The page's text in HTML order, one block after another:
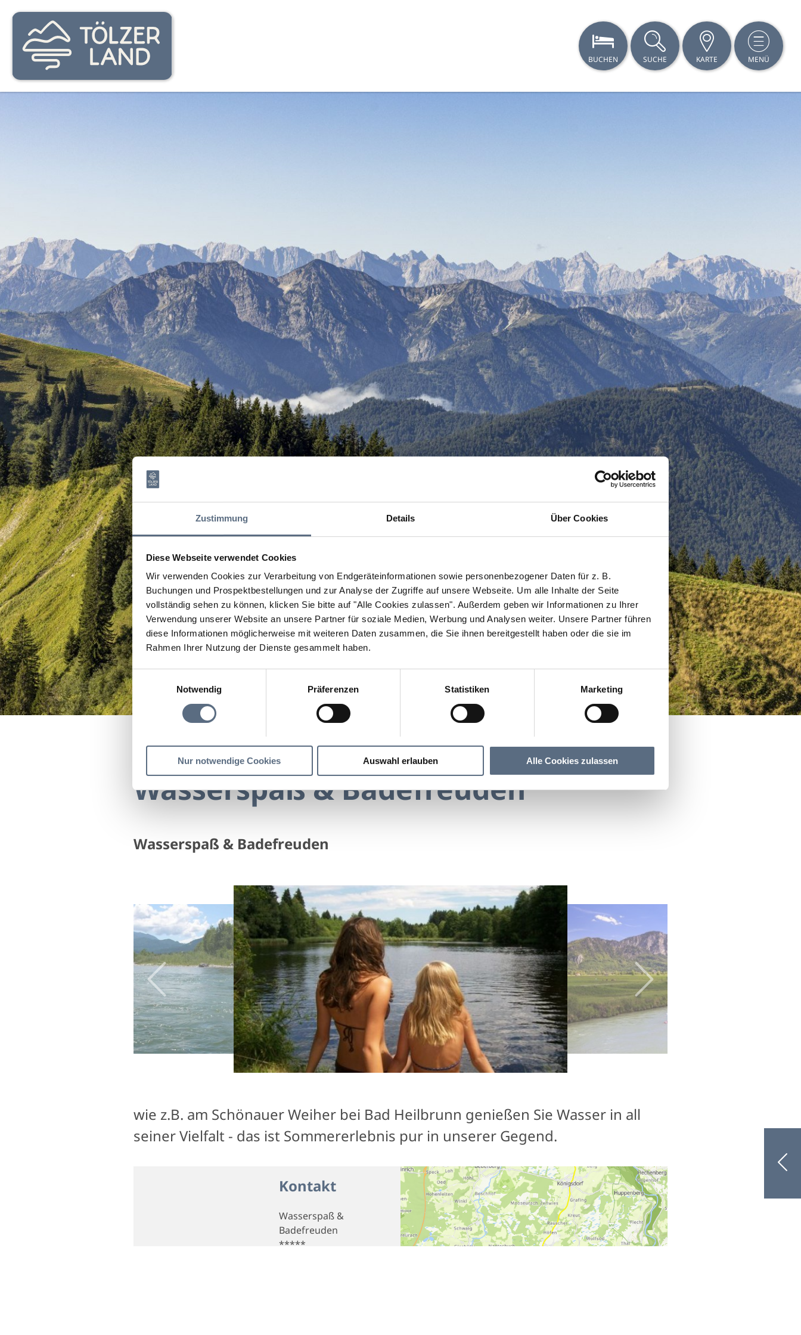
Zustimmung Details Über Cookies
Diese Webseite verwendet Cookies
Wir verwenden Cookies zur Verarbeitung von Endgeräteinformationen sowie personenbezogener Daten für z. B.
Buchungen und Prospektbestellungen und zur Analyse der Zugriffe auf unsere Webseite. Um alle Inhalte der Seite
vollständig sehen zu können, klicken Sie bitte auf "Alle Cookies zulassen". Außerdem geben wir Informationen zu Ihrer
Verwendung unserer Website an unsere Partner für soziale Medien, Werbung und Analysen weiter. Unsere Partner führen
diese Informationen möglicherweise mit weiteren Daten zusammen, die Sie ihnen bereitgestellt haben oder die sie im
Rahmen Ihrer Nutzung der Dienste gesammelt haben.
Einwilligungsauswahl
Notwendig
Präferenzen Statistiken Marketing
Nur notwendige Cookies Auswahl erlauben Alle Cookies zulassen
BUCHEN SUCHE KARTE MENÜ
Wasserspaß & Badefreuden
Wasserspaß & Badefreuden
Wasserspaß & Badefreuden
wie z.B. am Schönauer Weiher bei Bad Heilbrunn genießen Sie Wasser in all
seiner Vielfalt - das ist Sommererlebnis pur in unserer Gegend.
Kontakt
Wasserspaß &
Badefreuden
*****